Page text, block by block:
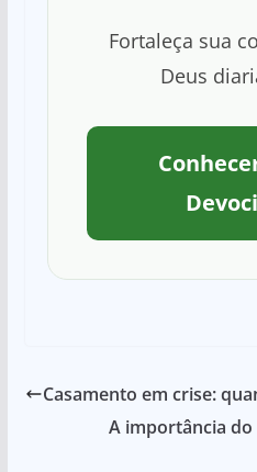
Fortaleça sua
Deus
Casamento em crise:
A importância